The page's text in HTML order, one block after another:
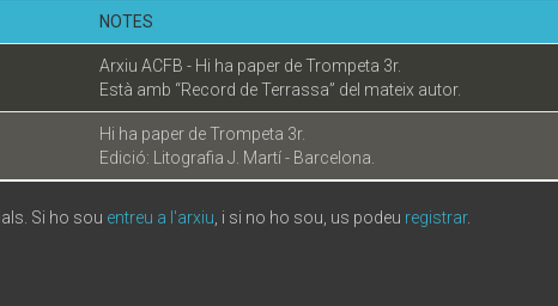
NOTES
Arxiu ACFB - Hi ha paper de Trompeta 3r.
Està amb “Record de Terrassa” del mateix autor.
Hi ha paper de Trompeta 3r.
Edició: Litografia J. Martí - Barcelona.
Si ho sou entreu a l'arxiu , i si no ho sou, us podeu registrar.